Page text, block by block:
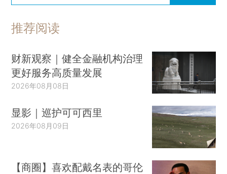
推荐阅读
财新观察｜健全金融机构治理
更好服务高质量发展
2026年08月08日
显影｜巡护可可西里
2026年08月09日
【商圈】喜欢配戴名表的哥伦